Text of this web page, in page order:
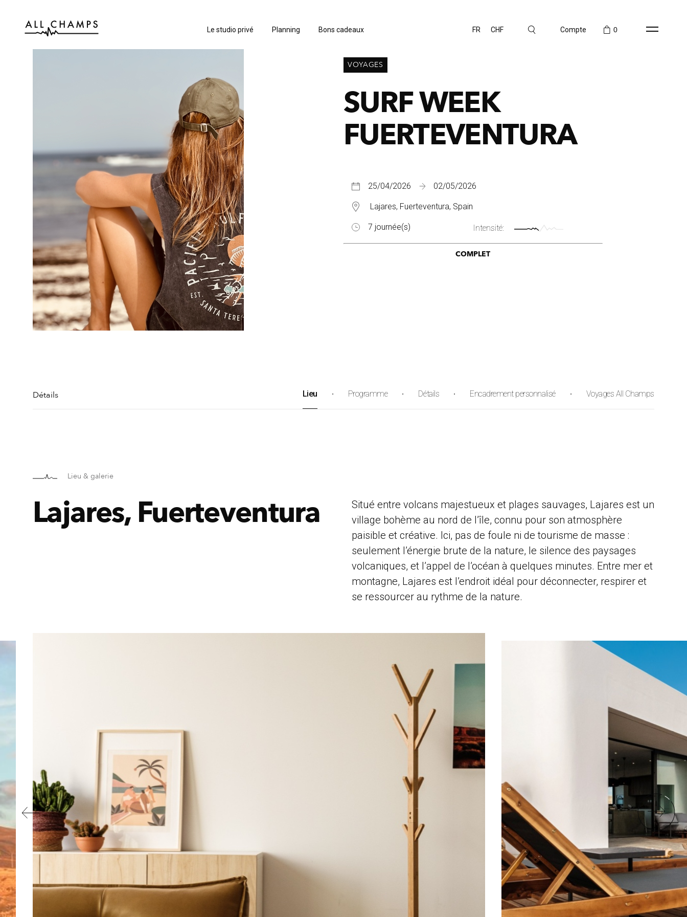
Le studio privé Planning Bons cadeaux FR CHF Compte 0
VOYAGES
SURF WEEK
FUERTEVENTURA
25/04/2026 02/05/2026
Lajares, Fuerteventura, Spain
7 journée(s) Intensité:
COMPLET
Détails Lieu Programme Détails Encadrement personnalisé Voyages All Champs
Lieu & galerie
Lajares, Fuerteventura
Situé entre volcans majestueux et plages sauvages, Lajares est un
village bohème au nord de l’île, connu pour son atmosphère
paisible et créative. Ici, pas de foule ni de tourisme de masse :
seulement l’énergie brute de la nature, le silence des paysages
volcaniques, et l’appel de l’océan à quelques minutes. Entre mer et
montagne, Lajares est l’endroit idéal pour déconnecter, respirer et
se ressourcer au rythme de la nature.